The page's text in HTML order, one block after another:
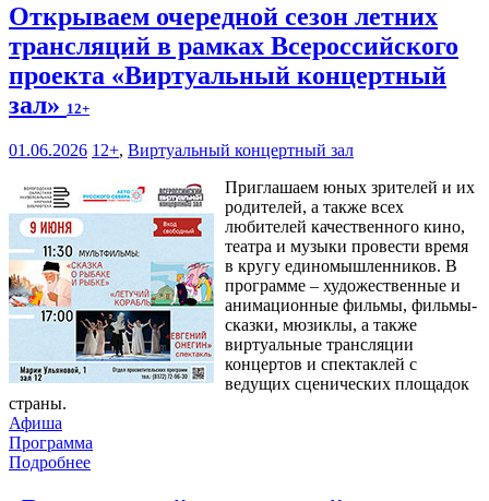
Открываем очередной сезон летних
трансляций в рамках Всероссийского
проекта «Виртуальный концертный
зал» 12+
01.06.2026 12+, Виртуальный концертный зал
Приглашаем юных зрителей и их
родителей, а также всех
любителей качественного кино,
театра и музыки провести время
в кругу единомышленников. В
программе – художественные и
анимационные фильмы, фильмы-
сказки, мюзиклы, а также
виртуальные трансляции
концертов и спектаклей с
ведущих сценических площадок
страны.
Афиша
Программа
Подробнее